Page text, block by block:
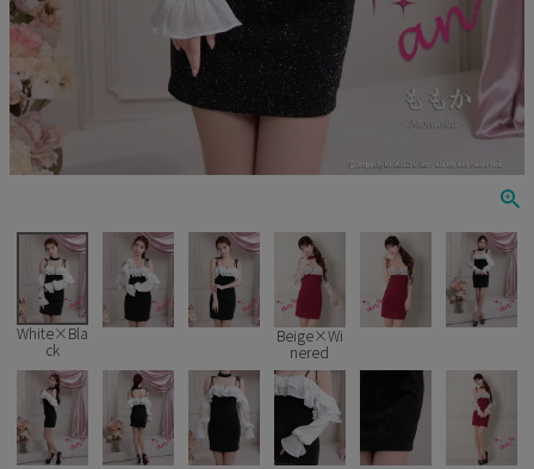
an
GLAMOROUS
IRMA
JENNNY
COMEX
Rechercher
Pleaser
浴衣
White×Bla
ck
Beige×Wi
nered